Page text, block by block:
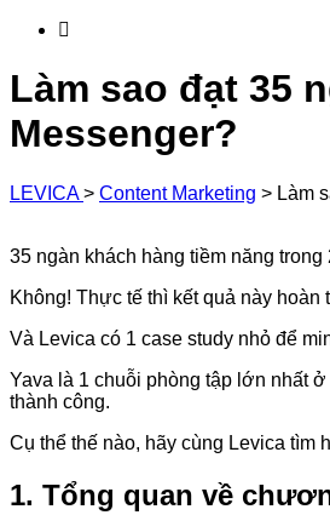
Làm sao đạt 35
Messenger?
LEVICA> Content Marketing > Làm
35 ngàn khách hàng tiềm năng
Không! Thực tế thì kết quả này
Và Levica có 1 case study nhỏ để
Yava là 1 chuỗi phòng tập lớn nhất
thành công.
Cụ thể thế nào, hãy cùng Levica tìm
1. Tổng quan về